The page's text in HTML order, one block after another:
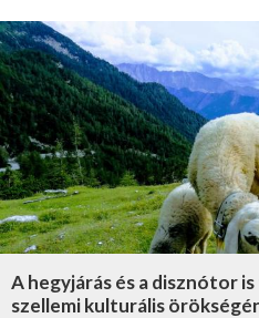
A hegyjárás és a disznótor
szellemi kulturális